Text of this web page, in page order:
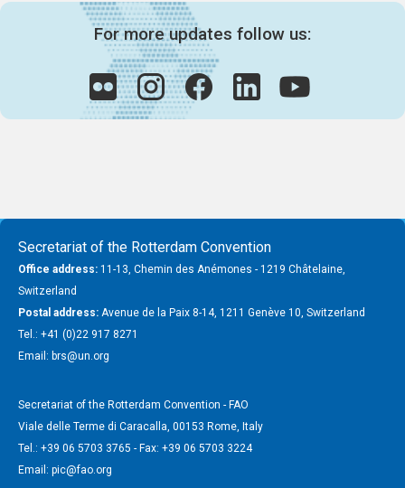
For more updates follow us:
Secretariat of the Rotterdam Convention
Office address: 11-13, Chemin des Anémones - 1219 Châtelaine,
Switzerland
Postal address: Avenue de la Paix 8-14, 1211 Genève 10, Switzerland
Tel.: +41 (0)22 917 8271
Email: brs@un.org
Secretariat of the Rotterdam Convention - FAO
Viale delle Terme di Caracalla, 00153 Rome, Italy
Tel.: +39 06 5703 3765 - Fax: +39 06 5703 3224
Email: pic@fao.org